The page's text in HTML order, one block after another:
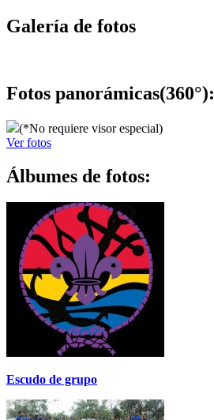
Galería de fotos
Fotos panorámicas(360°):
(*No requiere visor especial)
Ver fotos
Álbumes de fotos:
Escudo de grupo